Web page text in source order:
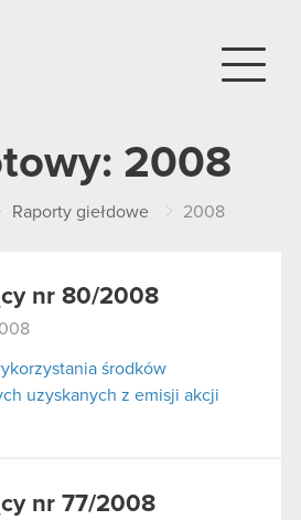
2008
Raporty giełdowe 2008
nr 80/2008
środków
uzyskanych z emisji akcji
nr 77/2008